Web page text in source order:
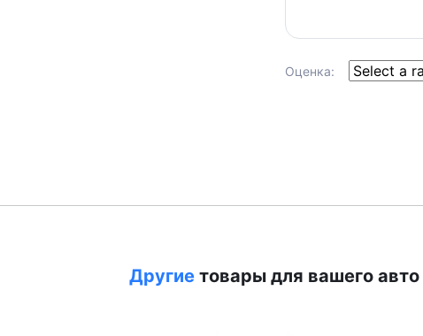
Оценка:
Другие товары для вашего авто